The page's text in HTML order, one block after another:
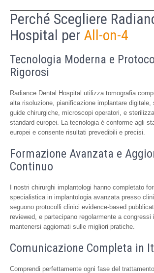
Perché Scegliere
Hospital per All-on-4
Tecnologia Moderna e
Rigorosi
Radiance Dental Hospital utilizza tomografia
alta risoluzione, pianificazione implantare digitale,
guide chirurgiche, microscopi operatori, e
standard europei. La tecnologia è conforme agli
europei e consente risultati prevedibili e precisi.
Formazione Avanzata e
Continuo
I nostri chirurghi implantologi hanno completato
specialistica in implantologia avanzata presso
seguono protocolli clinici evidence-based
reviewed, e partecipano regolarmente a congressi
mantenersi aggiornati sulle migliori pratiche.
Comunicazione Completa in
Comprendi perfettamente ogni fase del